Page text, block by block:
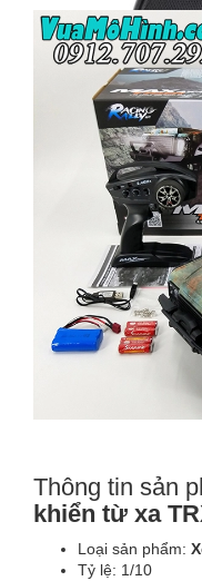
Thông tin sản
khiển từ xa
Loại sản phẩm:
Tỷ lệ: 1/10